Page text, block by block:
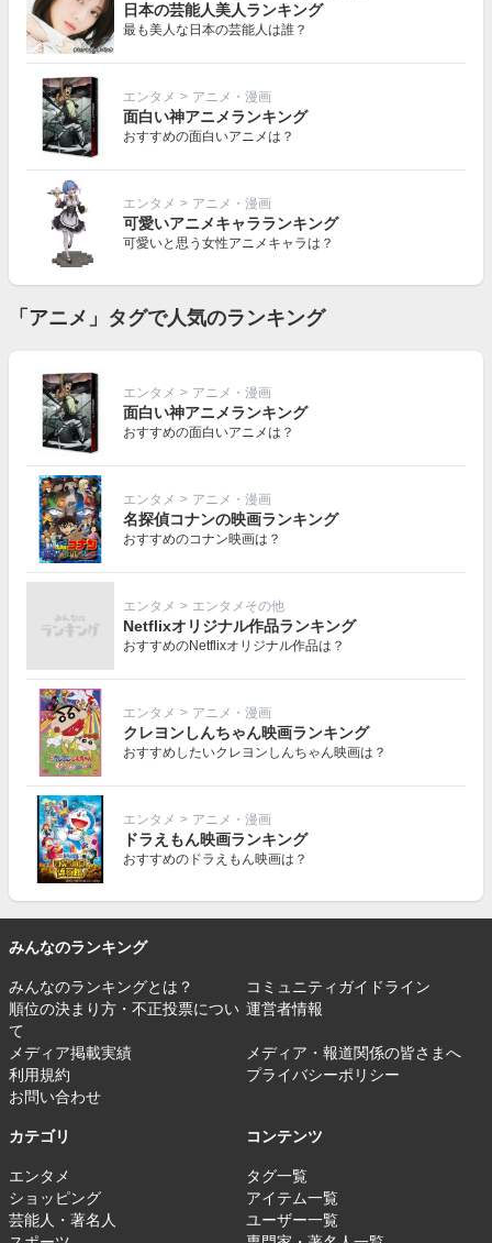
日本の芸能人美人ランキング
最も美人な日本の芸能人は誰？
エンタメ > アニメ・漫画
面白い神アニメランキング
おすすめの面白いアニメは？
エンタメ > アニメ・漫画
可愛いアニメキャラランキング
可愛いと思う女性アニメキャラは？
「アニメ」タグで人気のランキング
エンタメ > アニメ・漫画
面白い神アニメランキング
おすすめの面白いアニメは？
エンタメ > アニメ・漫画
名探偵コナンの映画ランキング
おすすめのコナン映画は？
エンタメ > エンタメその他
Netflixオリジナル作品ランキング
おすすめのNetflixオリジナル作品は？
エンタメ > アニメ・漫画
クレヨンしんちゃん映画ランキング
おすすめしたいクレヨンしんちゃん映画は？
エンタメ > アニメ・漫画
ドラえもん映画ランキング
おすすめのドラえもん映画は？
みんなのランキング
みんなのランキングとは？
コミュニティガイドライン
順位の決まり方・不正投票につい
て
運営者情報
メディア掲載実績
メディア・報道関係の皆さまへ
利用規約
プライバシーポリシー
お問い合わせ
カテゴリ
エンタメ
ショッピング
芸能人・著名人
コンテンツ
タグ一覧
アイテム一覧
ユーザー一覧